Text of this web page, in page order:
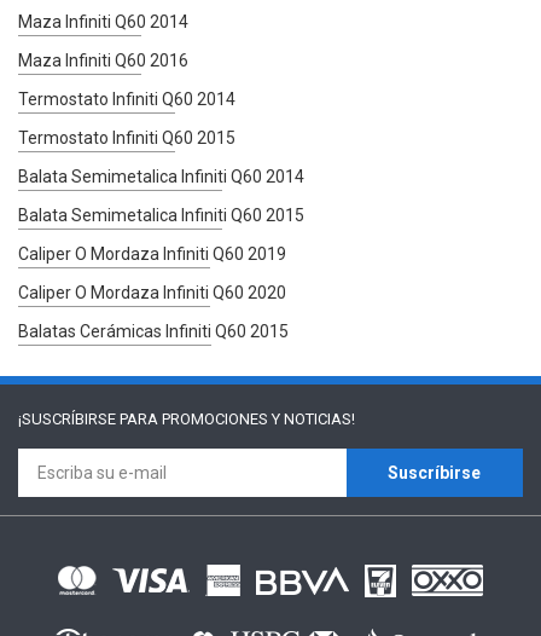
Maza Infiniti Q60 2014
Maza Infiniti Q60 2016
Termostato Infiniti Q60 2014
Termostato Infiniti Q60 2015
Balata Semimetalica Infiniti Q60 2014
Balata Semimetalica Infiniti Q60 2015
Caliper O Mordaza Infiniti Q60 2019
Caliper O Mordaza Infiniti Q60 2020
Balatas Cerámicas Infiniti Q60 2015
¡SUSCRÍBIRSE PARA PROMOCIONES Y NOTICIAS!
Suscríbirse